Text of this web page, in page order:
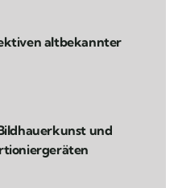
altbekannter
und